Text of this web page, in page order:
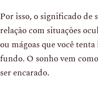
Por isso, o significado de
relação com situações
ou mágoas que você
fundo. O sonho vem
ser encarado.